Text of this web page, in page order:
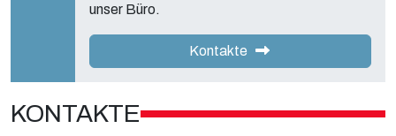
unser Büro.
Kontakte
KONTAKTE